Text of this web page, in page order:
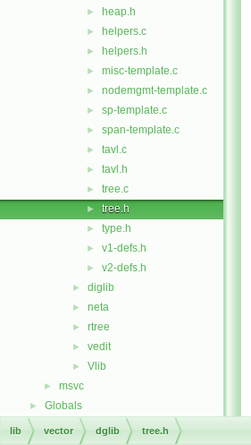
► heap.h
► helpers.c
► helpers.h
► misc-template.c
► nodemgmt-template.c
► sp-template.c
► span-template.c
► tavl.c
► tavl.h
► tree.c
► tree.h
► type.h
► v1-defs.h
► v2-defs.h
► diglib
► neta
► rtree
► vedit
► Vlib
► msvc
► Globals
lib vector dglib tree.h